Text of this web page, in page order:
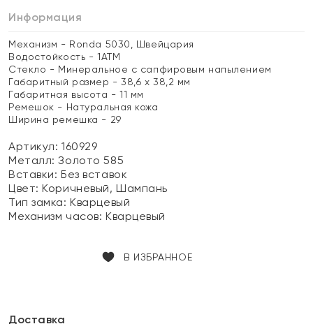
Информация
Механизм - Ronda 5030, Швейцария
Водостойкость - 1АТМ
Стекло - Минеральное с сапфировым напылением
Габаритный размер - 38,6 х 38,2 мм
Габаритная высота - 11 мм
Ремешок - Натуральная кожа
Ширина ремешка - 29
Артикул: 160929
Металл:Золото 585
Вставки:Без вставок
Цвет:Коричневый, Шампань
Тип замка:Кварцевый
Механизм часов: Кварцевый
В ИЗБРАННОЕ
Доставка